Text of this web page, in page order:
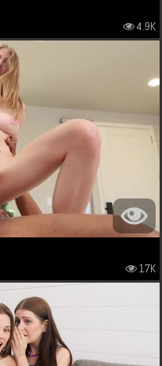
4.9K
17K